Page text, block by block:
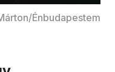
Énbudapestem